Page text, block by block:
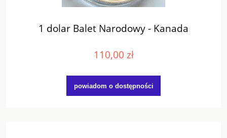
1 dolar Balet Narodowy - Kanada
110,00 zł
powiadom o dostępności